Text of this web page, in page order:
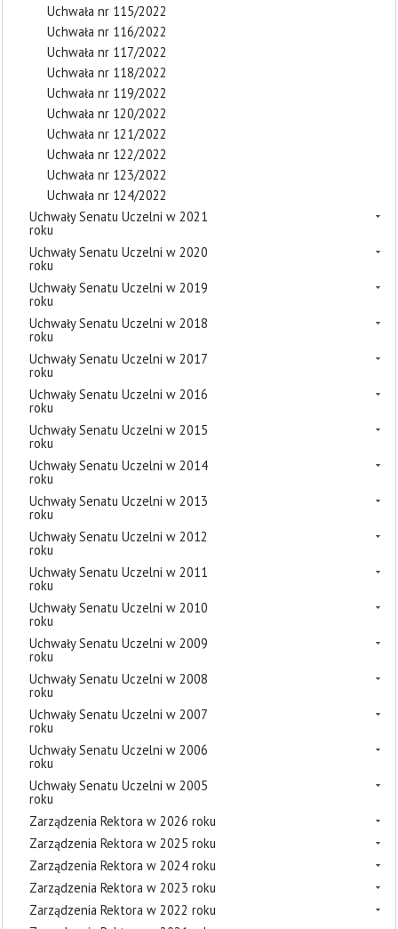
Uchwała nr 115/2022
Uchwała nr 116/2022
Uchwała nr 117/2022
Uchwała nr 118/2022
Uchwała nr 119/2022
Uchwała nr 120/2022
Uchwała nr 121/2022
Uchwała nr 122/2022
Uchwała nr 123/2022
Uchwała nr 124/2022
Uchwały Senatu Uczelni w 2021
roku
Uchwały Senatu Uczelni w 2020
roku
Uchwały Senatu Uczelni w 2019
roku
Uchwały Senatu Uczelni w 2018
roku
Uchwały Senatu Uczelni w 2017
roku
Uchwały Senatu Uczelni w 2016
roku
Uchwały Senatu Uczelni w 2015
roku
Uchwały Senatu Uczelni w 2014
roku
Uchwały Senatu Uczelni w 2013
roku
Uchwały Senatu Uczelni w 2012
roku
Uchwały Senatu Uczelni w 2011
roku
Uchwały Senatu Uczelni w 2010
roku
Uchwały Senatu Uczelni w 2009
roku
Uchwały Senatu Uczelni w 2008
roku
Uchwały Senatu Uczelni w 2007
roku
Uchwały Senatu Uczelni w 2006
roku
Uchwały Senatu Uczelni w 2005
roku
Zarządzenia Rektora w 2026 roku
Zarządzenia Rektora w 2025 roku
Zarządzenia Rektora w 2024 roku
Zarządzenia Rektora w 2023 roku
Zarządzenia Rektora w 2022 roku